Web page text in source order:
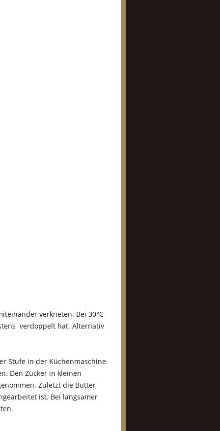
verkneten. Bei 30°C
verdoppelt hat. Alternativ
Stufe in der Küchenmaschine
Den Zucker in kleinen
Zuletzt die Butter
ist. Bei langsamer